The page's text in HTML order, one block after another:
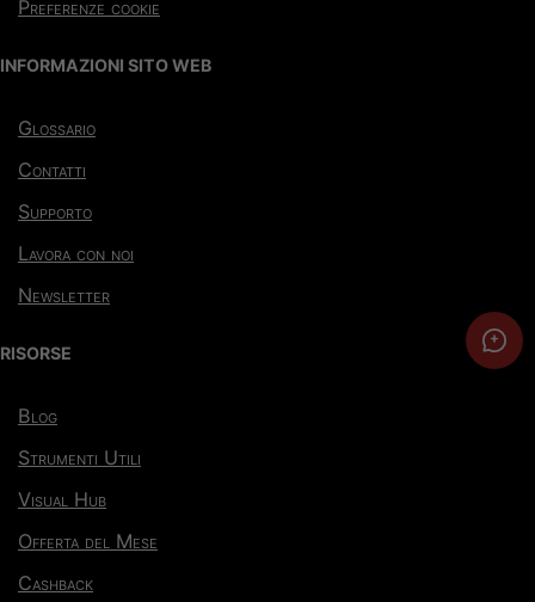
Preferenze cookie
INFORMAZIONI SITO WEB
Glossario
Contatti
Supporto
Lavora con noi
Newsletter
RISORSE
Blog
Strumenti Utili
Visual Hub
Offerta del Mese
Cashback